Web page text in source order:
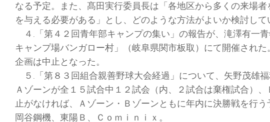
なる予定。また、髙田実行委員長は「各地区から多くの来場
を与える必要がある」とし、どのような方法がよいか検討して
４.「第４２回青年部キャンプの集い」の報告が、滝澤有一
キャンプ場バンガロー村」（岐阜県関市板取）にて開催され
企画は中止となった。
５.「第８３回組合親善野球大会経過」について、矢野茂雄
Ａゾーンが全１５試合中１２試会（内、２試合は棄権試合）
止がなければ、Ａゾーン・Ｂゾーンともに年内に決勝戦を行
岡谷鋼機、東陽Ｂ、Ｃｏｍｉｎｉｘ。